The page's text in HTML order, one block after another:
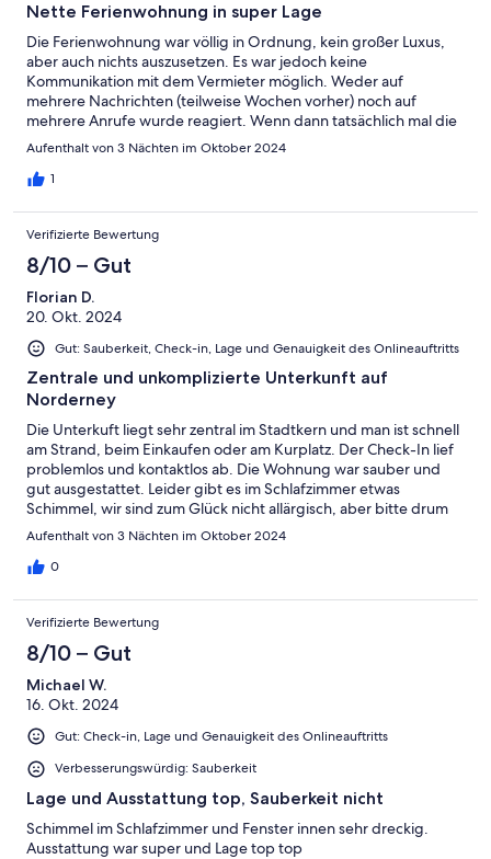
Nette Ferienwohnung in super Lage
Die Ferienwohnung war völlig in Ordnung, kein großer Luxus,
aber auch nichts auszusetzen. Es war jedoch keine
Kommunikation mit dem Vermieter möglich. Weder auf
mehrere Nachrichten (teilweise Wochen vorher) noch auf
mehrere Anrufe wurde reagiert. Wenn dann tatsächlich mal die
Schlüsselbox klemmen sollte oder etwas Ähnliches, ist man
Aufenthalt von 3 Nächten im Oktober 2024
1
Verifizierte Bewertung
8/10 – Gut
Florian D.
20. Okt. 2024
Gut: Sauberkeit, Check-in, Lage und Genauigkeit des Onlineauftritts
Zentrale und unkomplizierte Unterkunft auf
Norderney
Die Unterkuft liegt sehr zentral im Stadtkern und man ist schnell
am Strand, beim Einkaufen oder am Kurplatz. Der Check-In lief
problemlos und kontaktlos ab. Die Wohnung war sauber und
gut ausgestattet. Leider gibt es im Schlafzimmer etwas
Schimmel, wir sind zum Glück nicht allärgisch, aber bitte drum
kümmern. Ich hätte mir eine Hausordnung gewünscht, da uns
Ebenso hätte ich gerne den Vermieter kontaktiert, um zwei
Aufenthalt von 3 Nächten im Oktober 2024
0
Verifizierte Bewertung
8/10 – Gut
Michael W.
16. Okt. 2024
Gut: Check-in, Lage und Genauigkeit des Onlineauftritts
Verbesserungswürdig: Sauberkeit
Lage und Ausstattung top, Sauberkeit nicht
Schimmel im Schlafzimmer und Fenster innen sehr dreckig.
Ausstattung war super und Lage top top